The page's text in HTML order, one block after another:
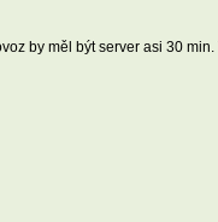
by měl být server asi 30